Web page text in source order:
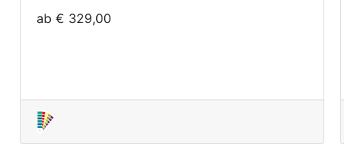
ab € 329,00